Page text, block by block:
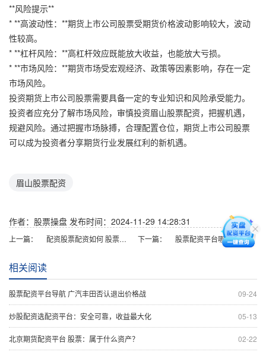
**风险提示**
* **高波动性：**期货上市公司股票受期货价格波动影响较大，波动
性较高。
* **杠杆风险：**高杠杆效应既能放大收益，也能放大亏损。
* **市场风险：**期货市场受宏观经济、政策等因素影响，存在一定
市场风险。
投资期货上市公司股票需要具备一定的专业知识和风险承受能力。
投资者应充分了解市场风险，审慎投资眉山股票配资，把握机遇，
规避风险。通过把握市场脉搏，合理配置仓位，期货上市公司股票
可以成为投资者分享期货行业发展红利的新机遇。
眉山股票配资
作者：股票操盘 发布时间：2024-11-29 14:28:31
上一篇： 配资股票配资如何 股票配资公司软件：轻松实现资金杠杆化 下一篇： 股票配资平台哪些好 期货配资平台推荐：助你把握市场机遇
相关阅读
09-24
股票配资平台导航 广汽丰田否认退出价格战
05-13
炒股配资选配资平台：安全可靠，收益最大化
02-22
北京期货配资平台 股票：属于什么资产？